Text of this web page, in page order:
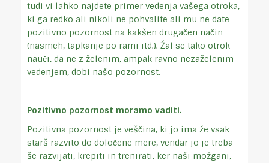
tudi vi lahko najdete primer vedenja vašega otroka,
ki ga redko ali nikoli ne pohvalite ali mu ne date
pozitivno pozornost na kakšen drugačen način
(nasmeh, tapkanje po rami itd.). Žal se tako otrok
nauči, da ne z želenim, ampak ravno nezaželenim
vedenjem, dobi našo pozornost.
Pozitivno pozornost moramo vaditi.
Pozitivna pozornost je veščina, ki jo ima že vsak
starš razvito do določene mere, vendar jo je treba
še razvijati, krepiti in trenirati, ker naši možgani,